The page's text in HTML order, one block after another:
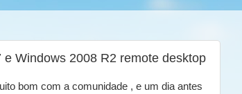
Windows 2008 R2 remote desktop
bom com a comunidade , e um dia antes